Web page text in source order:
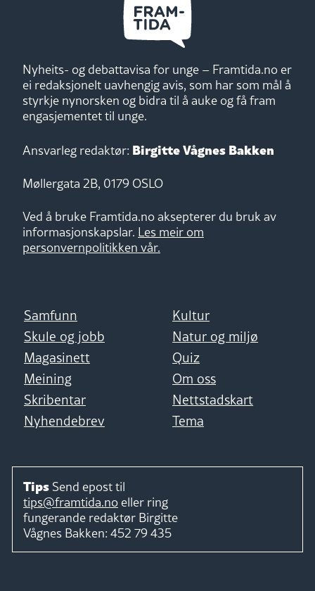
Nyheits- og debattavisa for unge – Framtida.no er
ei redaksjonelt uavhengig avis, som har som mål å
styrkje nynorsken og bidra til å auke og få fram
engasjementet til unge.
Ansvarleg redaktør: Birgitte Vågnes Bakken
Møllergata 2B, 0179 OSLO
Ved å bruke Framtida.no aksepterer du bruk av
informasjonskapslar. Les meir om
personvernpolitikken vår.
Samfunn
Kultur
Skule og jobb
Natur og miljø
Magasinett
Quiz
Meining
Om oss
Skribentar
Nettstadskart
Nyhendebrev
Tema
Tips Send epost til
tips@framtida.no eller ring
fungerande redaktør Birgitte
Vågnes Bakken: 452 79 435